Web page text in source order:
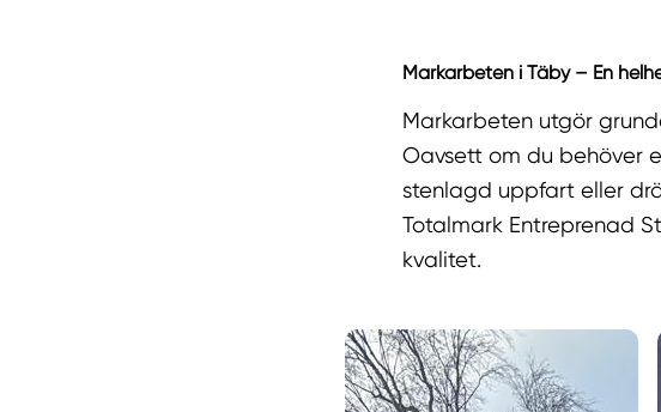
Markarbeten i Täby – En
Markarbeten utgör
Oavsett om du behöver
stenlagd uppfart eller
Totalmark Entreprenad
kvalitet.